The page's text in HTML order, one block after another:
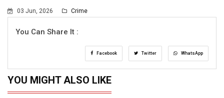
03 Jun, 2026 Crime
You Can Share It :
Facebook Twitter WhatsApp
YOU MIGHT ALSO LIKE